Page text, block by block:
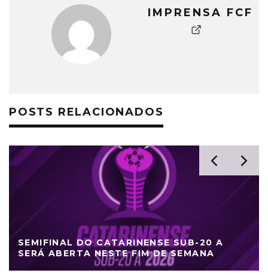
IMPRENSA FCF
POSTS RELACIONADOS
SEMIFINAL DO CATARINENSE SUB-20 A
SERÁ ABERTA NESTE FIM DE SEMANA